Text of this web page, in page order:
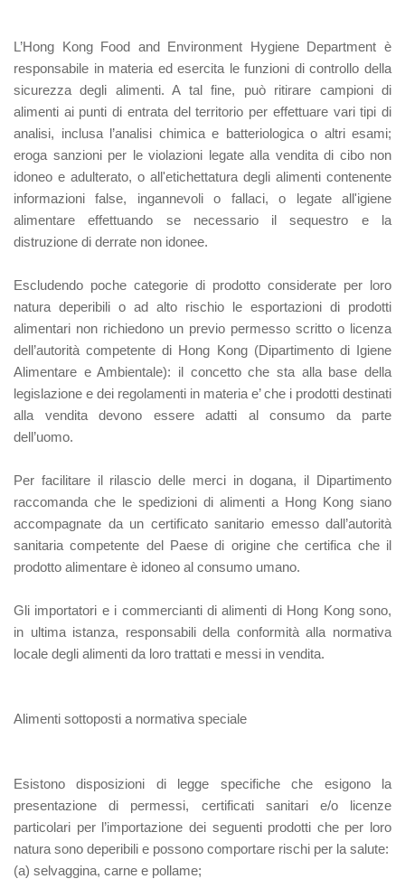
L’Hong Kong Food and Environment Hygiene Department è
responsabile in materia ed esercita le funzioni di controllo della
sicurezza degli alimenti. A tal fine, può ritirare campioni di
alimenti ai punti di entrata del territorio per effettuare vari tipi di
analisi, inclusa l’analisi chimica e batteriologica o altri esami;
eroga sanzioni per le violazioni legate alla vendita di cibo non
idoneo e adulterato, o all'etichettatura degli alimenti contenente
informazioni false, ingannevoli o fallaci, o legate all'igiene
alimentare effettuando se necessario il sequestro e la
distruzione di derrate non idonee.
Escludendo poche categorie di prodotto considerate per loro
natura deperibili o ad alto rischio le esportazioni di prodotti
alimentari non richiedono un previo permesso scritto o licenza
dell’autorità competente di Hong Kong (Dipartimento di Igiene
Alimentare e Ambientale): il concetto che sta alla base della
legislazione e dei regolamenti in materia e’ che i prodotti destinati
alla vendita devono essere adatti al consumo da parte
dell’uomo.
Per facilitare il rilascio delle merci in dogana, il Dipartimento
raccomanda che le spedizioni di alimenti a Hong Kong siano
accompagnate da un certificato sanitario emesso dall’autorità
sanitaria competente del Paese di origine che certifica che il
prodotto alimentare è idoneo al consumo umano.
Gli importatori e i commercianti di alimenti di Hong Kong sono,
in ultima istanza, responsabili della conformità alla normativa
locale degli alimenti da loro trattati e messi in vendita.
Alimenti sottoposti a normativa speciale
Esistono disposizioni di legge specifiche che esigono la
presentazione di permessi, certificati sanitari e/o licenze
particolari per l’importazione dei seguenti prodotti che per loro
natura sono deperibili e possono comportare rischi per la salute:
(a) selvaggina, carne e pollame;